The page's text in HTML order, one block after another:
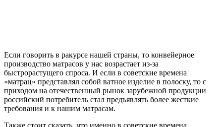
Если говорить в ракурсе нашей страны, то конвейерное
производство матрасов у нас возрастает из-за
быстрорастущего спроса. И если в советские времена
«матрац» представлял собой ватное изделие в полоску, то с
приходом на отечественный рынок зарубежной продукции
российский потребитель стал предъявлять более жесткие
требования и к нашим матрасам.
Также стоит сказать, что именно в советские времена